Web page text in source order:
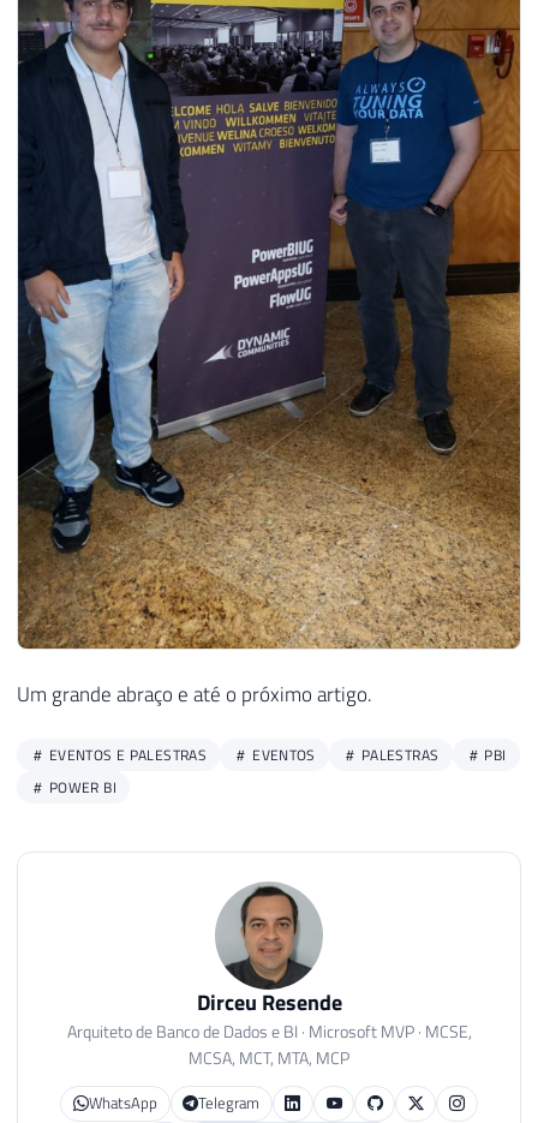
Um grande abraço e até o próximo artigo.
EVENTOS E PALESTRAS EVENTOS PALESTRAS
PBI
POWER BI
Dirceu Resende
Arquiteto de Banco de Dados e BI · Microsoft MVP · MCSE,
MCSA, MCT, MTA, MCP
WhatsApp
Telegram